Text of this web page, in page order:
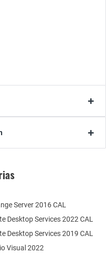
Desktop Services 2022 CAL
Desktop Services 2019 CAL
Server 2016 CAL
Visual 2022